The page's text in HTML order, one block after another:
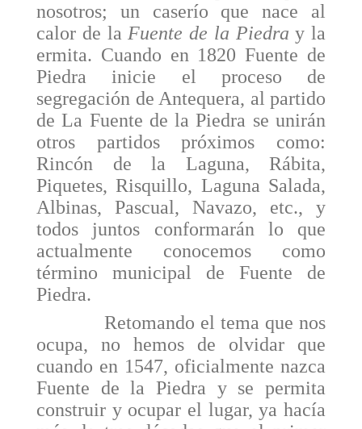
nosotros; un caserío que nace al
calor de laFuente de la Piedra y la
ermita. Cuando en 1820 Fuente de
Piedra inicie el proceso de
segregación de Antequera, al partido
de La Fuente de la Piedra se unirán
otros partidos próximos como:
Rincón de la Laguna, Rábita,
Piquetes, Risquillo, Laguna Salada,
Albinas, Pascual, Navazo, etc., y
todos juntos conformarán lo que
actualmente conoce­mos como
término municipal de Fuente de
Piedra.
Retomando el tema que nos
ocupa, no hemos de olvidar que
cuando en 1547, oficialmente nazca
Fuente de la Piedra y se permita
construir y ocupar el lugar, ya hacía